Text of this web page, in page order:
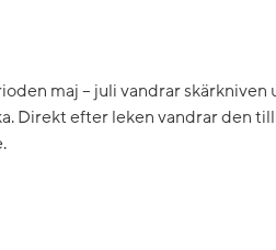
maj – juli vandrar skärkniven
Direkt efter leken vandrar den